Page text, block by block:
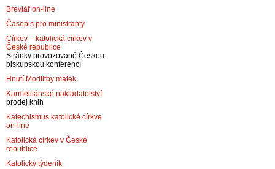
Breviář on-line
Časopis pro ministranty
Církev – katolická církev v
České republice
Stránky provozované Českou
biskupskou konferencí
Hnutí Modlitby matek
Karmelitánské nakladatelství
prodej knih
Katechismus katolické církve
on-line
Katolická církev v České
republice
Katolický týdeník